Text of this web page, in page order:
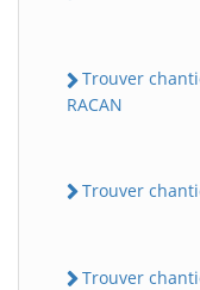
Trouver
RACAN
Trouver
Trouver